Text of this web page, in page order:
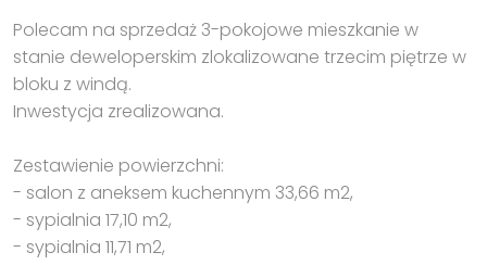
Polecam na sprzedaż 3-pokojowe mieszkanie w
stanie deweloperskim zlokalizowane trzecim piętrze w
bloku z windą.
Inwestycja zrealizowana.
Zestawienie powierzchni:
- salon z aneksem kuchennym 33,66 m2,
- sypialnia 17,10 m2,
- sypialnia 11,71 m2,